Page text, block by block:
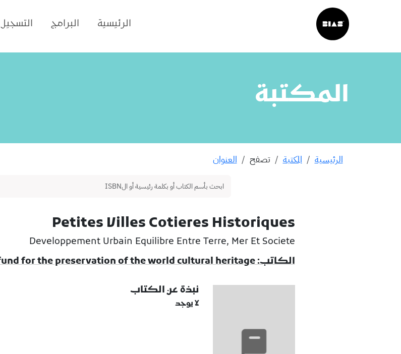
الرئيسية البرامج التسجيل
المكتبة
الرئيسية المكتبة تصفح العنوان
Petites Villes Cotieres Historiques
Developpement Urbain Equilibre Entre Terre, Mer Et Societe
الكاتب: unesco/japanese trust fund for the preservation of the world cultural heritage
نبذة عن الكتاب
لا يوجد